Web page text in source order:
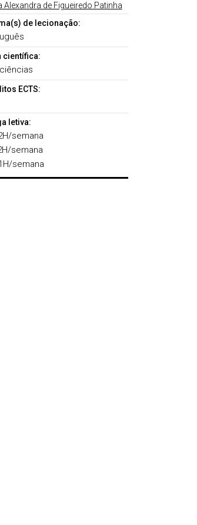
Alexandra de Figueiredo Patinha
de lecionação:
científica:
ECTS:
letiva:
semana
semana
semana